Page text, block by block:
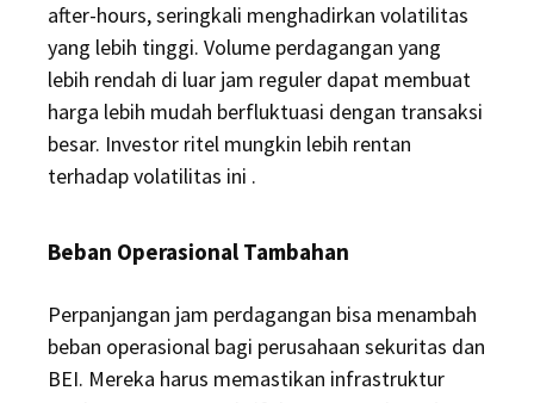
after-hours, seringkali menghadirkan volatilitas
yang lebih tinggi. Volume perdagangan yang
lebih rendah di luar jam reguler dapat membuat
harga lebih mudah berfluktuasi dengan transaksi
besar. Investor ritel mungkin lebih rentan
terhadap volatilitas ini .
Beban Operasional Tambahan
Perpanjangan jam perdagangan bisa menambah
beban operasional bagi perusahaan sekuritas dan
BEI. Mereka harus memastikan infrastruktur